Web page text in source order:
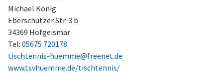
Michael König
Eberschützer Str. 3 b
34369 Hofgeismar
Tel: 05675 720178
tischtennis-huemme@freenet.de
www.tsvhuemme.de/tischtennis/